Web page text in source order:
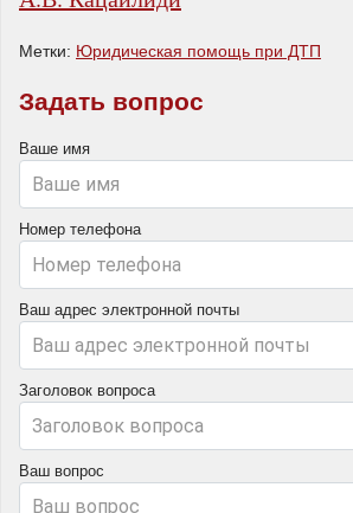
Метки: Юридическая помощь при ДТП
Задать вопрос
Ваше имя
Номер телефона
Ваш адрес электронной почты
Заголовок вопроса
Ваш вопрос